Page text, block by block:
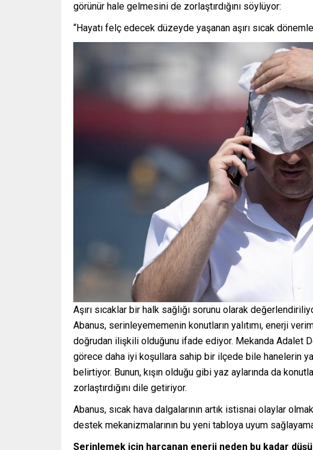
görünür hale gelmesini de zorlaştırdığını söylüyor:
“Hayatı felç edecek düzeyde yaşanan aşırı sıcak
Aşırı sıcaklar bir halk sağlığı sorunu olarak
Abanus, serinleyememenin konutların yalıtımı, enerji
doğrudan ilişkili olduğunu ifade ediyor. Mekanda Adalet
görece daha iyi koşullara sahip bir ilçede bile hanelerin
belirtiyor. Bunun, kışın olduğu gibi yaz aylarında da
zorlaştırdığını dile getiriyor.
Abanus, sıcak hava dalgalarının artık istisnai olaylar
destek mekanizmalarının bu yeni tabloya uyum
Serinlemek için harcanan enerji neden bu kadar